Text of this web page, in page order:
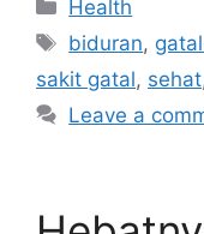
Health
Tags
biduran,
sakit gatal, sehat
Leave a